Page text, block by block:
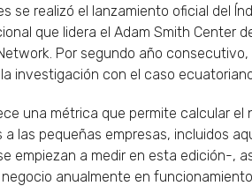
que lidera el Adam Smith Center
Por segundo año
investigación con el caso
una métrica que permite calcular
a las pequeñas empresas, incluidos
empiezan a medir en esta edición-,
anualmente en funcionamiento.